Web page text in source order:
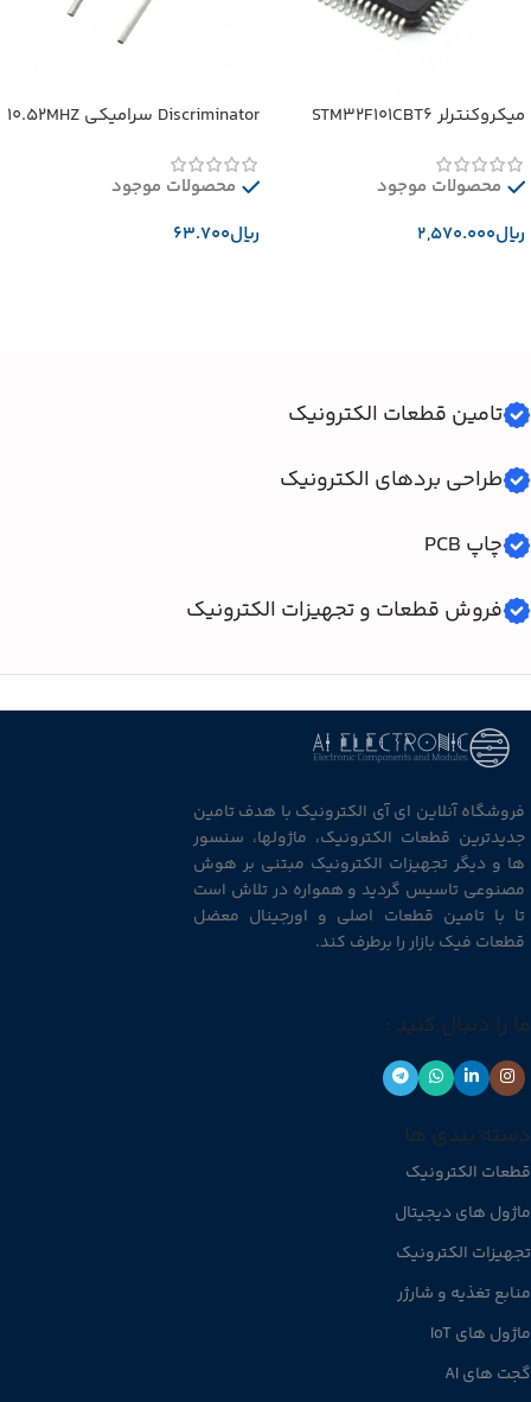
میکروکنترلر STM32F101CBT6
محصولات موجود
﷼
Discriminator سرامیکی 10.52MHZ
محصولات موجود
﷼
تامین قطعات الکترونیک
طراحی بردهای الکترونیک
چاپ PCB
فروش قطعات و تجهیزات الکترونیک
فروشگاه آنلاین ای آی الکترونیک با هدف تامین
جدیدترین قطعات الکترونیک، ماژولها، سنسور
ها و دیگر تجهیزات الکترونیک مبتنی بر هوش
مصنوعی تاسیس گردید و همواره در تلاش است
تا با تامین قطعات اصلی و اورجینال معضل
قطعات فیک بازار را برطرف کند.
ما را دنبال کنید :
دسته بندی ها
قطعات الکترونیک
ماژول های دیجیتال
تجهیزات الکترونیک
منابع تغذیه و شارژر
ماژول های IoT
گجت های AI